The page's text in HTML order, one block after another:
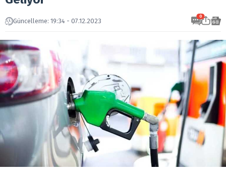
Güncelleme: 19:34 - 07.12.2023
0